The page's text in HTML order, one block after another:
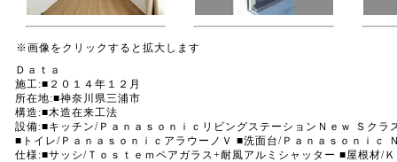
※画像をクリックすると拡大します
Ｄａｔａ
施工:■２０１４年１２月
所在地:■神奈川県三浦市
構造:■木造在来工法
設備:■キッチン/ＰａｎａｓｏｎｉｃリビングステーションＮｅｗ Ｓク
■トイレ/ＰａｎａｓｏｎｉｃアラウーノＶ ■洗面台/Ｐａｎａｓｏｎｉｃ
仕様:■サッシ/Ｔｏｓｔｅｍペアガラス+耐風アルミシャッター ■屋根材/